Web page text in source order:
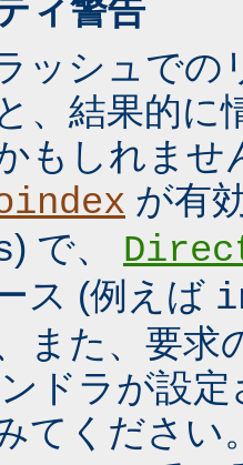
ィ警告
ッシュでの
、結果的に
もしれませ
が有
) で、
ス (例えば
また、要求
ドラが設
てください